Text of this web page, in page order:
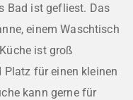
Bad ist gefliest. Das
einem Waschtisch
ist groß
für einen kleinen
kann gerne für